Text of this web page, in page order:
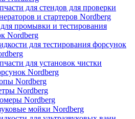
для стендов для проверки
и стартеров Nordberg
промывки и тестирования
Nordberg
для тестирования форсунок
для установок чистки
Nordberg
Nordberg
Nordberg
Nordberg
мойки Nordberg